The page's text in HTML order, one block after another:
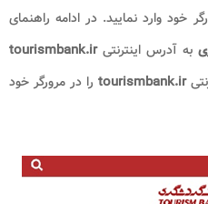
خود وارد نمایید. در ادامه راهنمای
به آدرس اینترنتیtourismbank.ir
tourismbank.irرا در مرورگر خود